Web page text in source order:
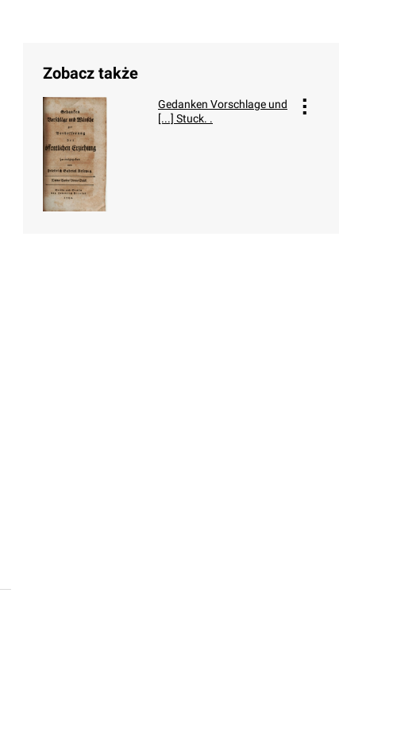
Zobacz także
Gedanken Vorschlage und
[...] Stuck. .